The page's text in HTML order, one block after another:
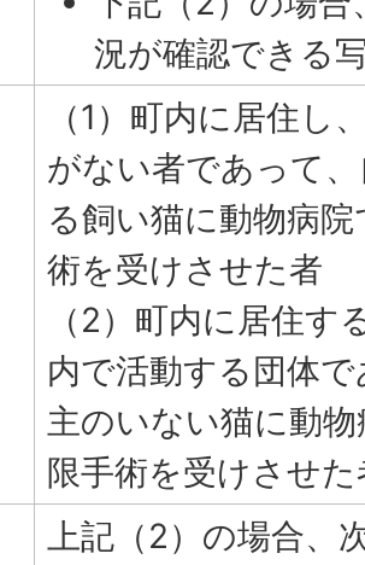
況が確認できる
（1）町内に居住し
がない者であって
る飼い猫に動物病
術を受けさせた者
（2）町内に居住す
内で活動する団体
主のいない猫に動
限手術を受けさせた
上記（2）の場合、